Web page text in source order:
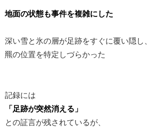
地面の状態も事件を複雑にした
深い雪と氷の層が足跡をすぐに覆い隠し、
羆の位置を特定しづらかった
記録には
「足跡が突然消える」
との証言が残されているが、